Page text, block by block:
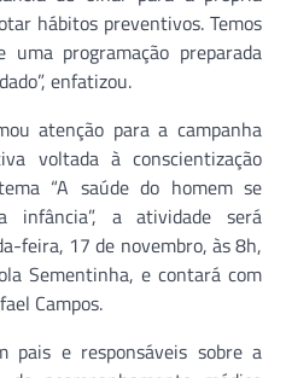
hábitos preventivos. Temos
uma programação preparada
enfatizou.
atenção para a campanha
voltada à conscientização
“A saúde do homem se
infância”, a atividade será
feira, 17 de novembro, às 8h,
Sementinha, e contará com
Campos.
pais e responsáveis sobre a